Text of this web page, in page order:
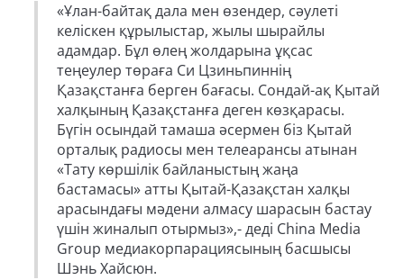
«Ұлан-байтақ дала мен өзендер, сәулеті
келіскен құрылыстар, жылы шырайлы
адамдар. Бұл өлең жолдарына ұқсас
теңеулер төраға Си Цзиньпиннің
Қазақстанға берген бағасы. Сондай-ақ Қытай
халқының Қазақстанға деген көзқарасы.
Бүгін осындай тамаша әсермен біз Қытай
орталық радиосы мен телеарансы атынан
«Тату көршілік байланыстың жаңа
бастамасы» атты Қытай-Қазақстан халқы
арасындағы мәдени алмасу шарасын бастау
үшін жиналып отырмыз»,- деді China Media
Group медиакорпарациясының басшысы
Шэнь Хайсюн.